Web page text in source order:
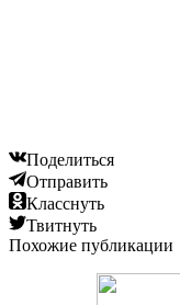
Поделиться
Отправить
Класснуть
Твитнуть
Похожие публикации